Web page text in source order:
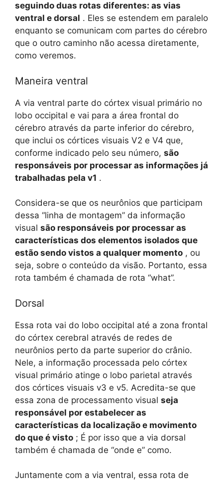
seguindo duas rotas diferentes: as vias
ventral e dorsal . Eles se estendem em paralelo
enquanto se comunicam com partes do cérebro
que o outro caminho não acessa diretamente,
como veremos.
Maneira ventral
A via ventral parte do córtex visual primário no
lobo occipital e vai para a área frontal do
cérebro através da parte inferior do cérebro,
que inclui os córtices visuais V2 e V4 que,
conforme indicado pelo seu número, são
responsáveis ​​por processar as informações já
trabalhadas pela v1 .
Considera-se que os neurônios que participam
dessa “linha de montagem” da informação
visual são responsáveis ​​por processar as
características dos elementos isolados que
estão sendo vistos a qualquer momento , ou
seja, sobre o conteúdo da visão. Portanto, essa
rota também é chamada de rota “what”.
Dorsal
Essa rota vai do lobo occipital até a zona frontal
do córtex cerebral através de redes de
neurônios perto da parte superior do crânio.
Nele, a informação processada pelo córtex
visual primário atinge o lobo parietal através
dos córtices visuais v3 e v5. Acredita-se que
essa zona de processamento visual seja
responsável por estabelecer as
características da localização e movimento
do que é visto ; É por isso que a via dorsal
também é chamada de “onde e” como.
Juntamente com a via ventral, essa rota de